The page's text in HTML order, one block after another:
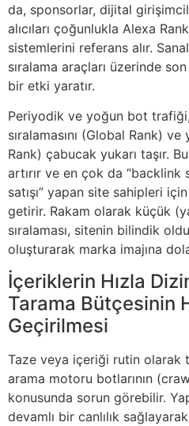
da, sponsorlar, dijital
alıcıları çoğunlukla Alexa
sistemlerini referans alır.
sıralama araçları üzerinde
bir etki yaratır.
Periyodik ve yoğun bot
sıralamasını (Global Rank)
Rank) çabucak yukarı taşır.
artırır ve en çok da “backlink
satışı” yapan site sahipleri
getirir. Rakam olarak küçük
sıralaması, sitenin bilindik
oluşturarak marka imajına
İçeriklerin Hızla
Tarama Bütçesinin
Geçirilmesi
Taze veya içeriği rutin olarak
arama motoru botlarının
konusunda sorun görebilir.
devamlı bir canlılık